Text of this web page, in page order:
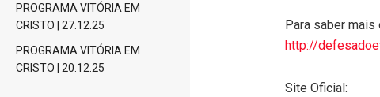
PROGRAMA VITÓRIA EM
CRISTO | 27.12.25
PROGRAMA VITÓRIA EM
CRISTO | 20.12.25
Para saber mais
http://
Site Oficial: